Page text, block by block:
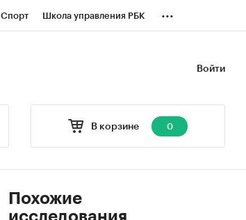
Спорт Школа управления РБК ...
Войти
В корзине 0
Похожие
исследования